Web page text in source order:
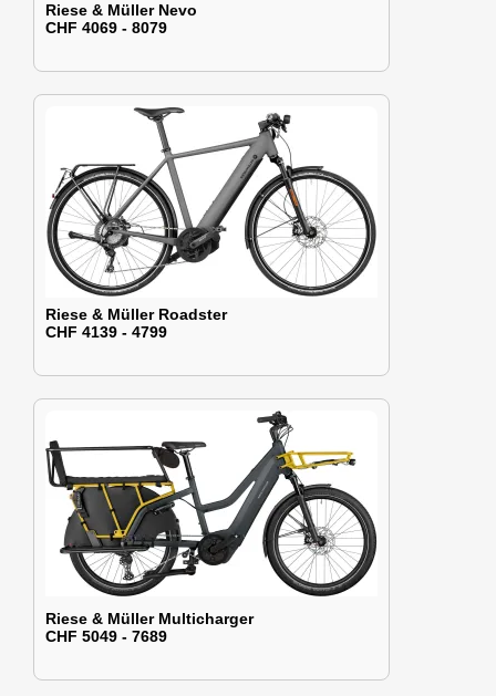
Riese & Müller Nevo
CHF 4069 - 8079
Riese & Müller Roadster
CHF 4139 - 4799
Riese & Müller Multicharger
CHF 5049 - 7689